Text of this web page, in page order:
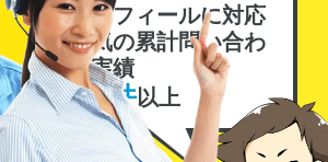
エコフィールに対応
電気の累計問い合わ
せ実績
6万件以上